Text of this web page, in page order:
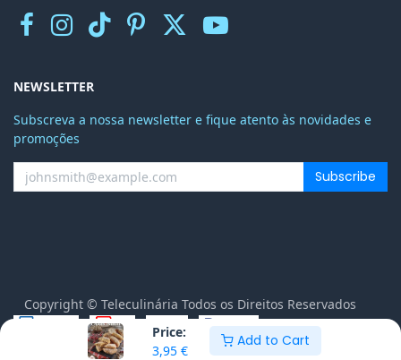
Price:
3,95€
Add to Cart
NEWSLETTER
Subscreva a nossa newsletter e fique atento às novidades e
promoções
Subscribe
Copyright © Teleculinária Todos os Direitos Reservados
Português